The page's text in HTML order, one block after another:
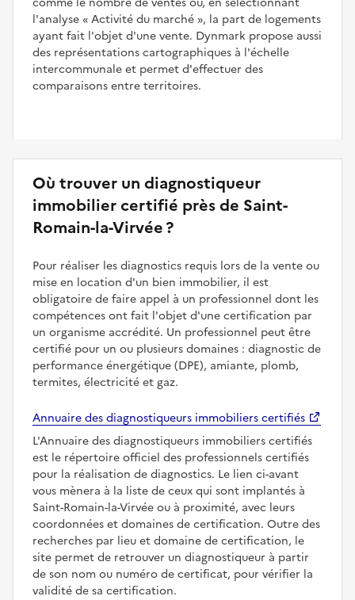
l'analyse
Activité du marché , la part de logements
ayant fait l'objet d'une vente. Dynmark propose aussi
des représentations cartographiques à l'échelle
intercommunale et permet d'effectuer des
comparaisons entre territoires.
Où trouver un diagnostiqueur
immobilier certifié près de Saint-
Romain-la-Virvée ?
Pour réaliser les diagnostics requis lors de la vente ou
mise en location d'un bien immobilier, il est
obligatoire de faire appel à un professionnel dont les
compétences ont fait l'objet d'une certification par
un organisme accrédité. Un professionnel peut être
certifié pour un ou plusieurs domaines : diagnostic de
performance énergétique (DPE), amiante, plomb,
termites, électricité et gaz.
Annuaire des diagnostiqueurs immobiliers certifiés
L'Annuaire des diagnostiqueurs immobiliers certifiés
est le répertoire officiel des professionnels certifiés
pour la réalisation de diagnostics. Le lien ci-avant
vous mènera à la liste de ceux qui sont implantés à
Saint-Romain-la-Virvée ou à proximité, avec leurs
coordonnées et domaines de certification. Outre des
recherches par lieu et domaine de certification, le
site permet de retrouver un diagnostiqueur à partir
de son nom ou numéro de certificat, pour vérifier la
validité de sa certification.